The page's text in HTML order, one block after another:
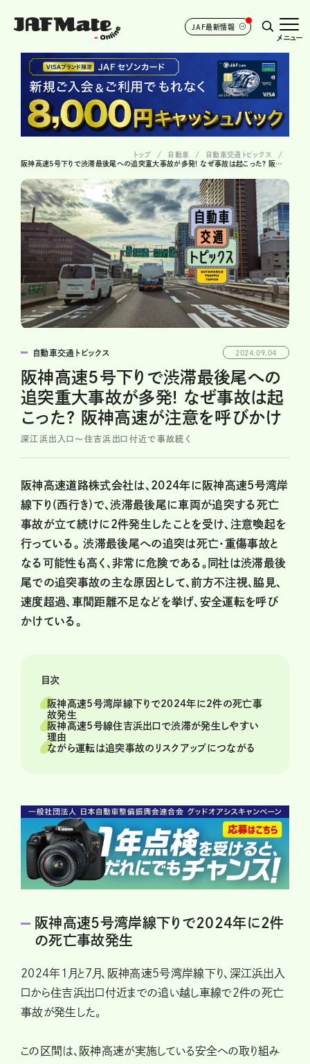
JAF最新情報
メニュー
トップ 自動車
自動車交通トピックス
阪神高速5号下りで渋滞最後尾への追突重大事故が多発! なぜ事故は起こった? 阪神高速が注意を呼びかけ
自動車交通トピックス 2024.09.04
阪神高速5号下りで渋滞最後尾への
追突重大事故が多発! なぜ事故は起
こった? 阪神高速が注意を呼びかけ
深江浜出入口～住吉浜出口付近で事故続く
阪神高速道路株式会社は、2024年に阪神高速5号湾岸
線下り(西行き)で、渋滞最後尾に車両が追突する死亡
事故が立て続けに2件発生したことを受け、注意喚起を
行っている。 渋滞最後尾への追突は死亡・重傷事故と
なる可能性も高く、非常に危険である。同社は渋滞最後
尾での追突事故の主な原因として、前方不注視、脇見、
速度超過、車間距離不足などを挙げ、安全運転を呼び
かけている。
目次
阪神高速5号湾岸線下りで2024年に2件の死亡事
故発生
阪神高速5号線住吉浜出口で渋滞が発生しやすい
理由
ながら運転は追突事故のリスクアップにつながる
阪神高速5号湾岸線下りで2024年に2件
の死亡事故発生
2024年1月と7月、阪神高速5号湾岸線下り、深江浜出入
口から住吉浜出口付近までの追い越し車線で2件の死亡
事故が発生した。
この区間は、阪神高速が実施している安全への取り組み